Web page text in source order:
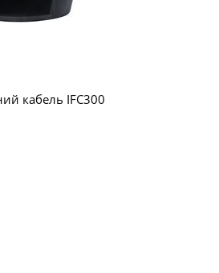
кабель IFC300